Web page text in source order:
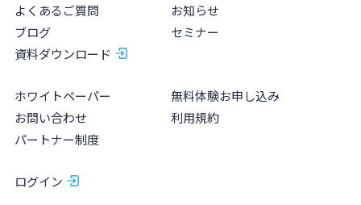
よくあるご質問
お知らせ
ブログ
セミナー
資料ダウンロード
ホワイトペーパー
無料体験お申し込み
お問い合わせ
利用規約
パートナー制度
ログイン